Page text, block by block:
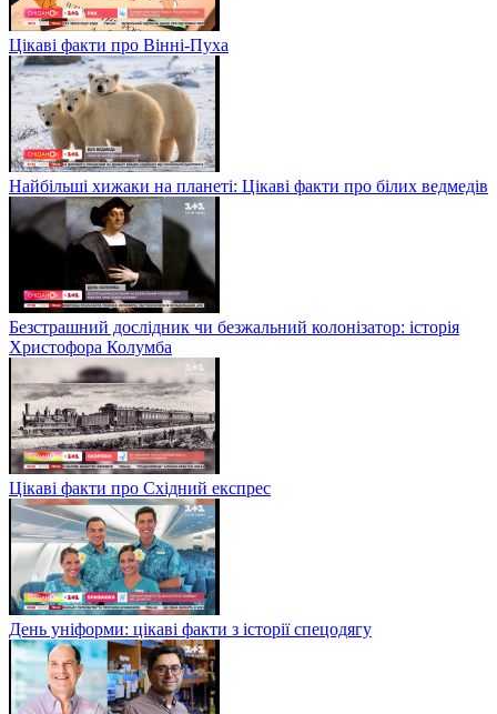
Цікаві факти про Вінні-Пуха
Найбільші хижаки на планеті: Цікаві факти про білих ведмедів
Безстрашний дослідник чи безжальний колонізатор: історія
Христофора Колумба
Цікаві факти про Східний експрес
День уніформи: цікаві факти з історії спецодягу